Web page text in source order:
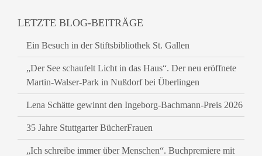
LETZTE BLOG-BEITRÄGE
Ein Besuch in der Stiftsbibliothek St. Gallen
„Der See schaufelt Licht in das Haus“. Der neu eröffnete
Martin-Walser-Park in Nußdorf bei Überlingen
Lena Schätte gewinnt den Ingeborg-Bachmann-Preis 2026
35 Jahre Stuttgarter BücherFrauen
„Ich schreibe immer über Menschen“. Buchpremiere mit